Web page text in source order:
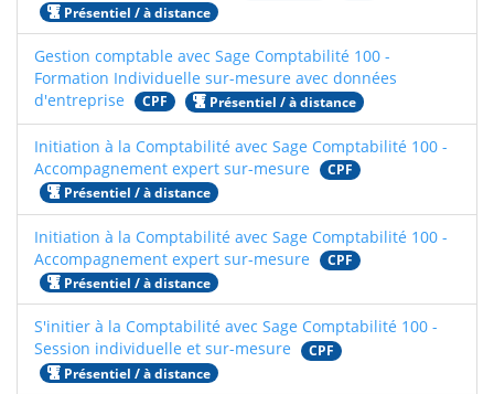
Présentiel / à distance
Gestion comptable avec Sage Comptabilité 100 -
Formation Individuelle sur-mesure avec données
d'entreprise
CPF Présentiel / à distance
Initiation à la Comptabilité avec Sage Comptabilité 100 -
Accompagnement expert sur-mesure
CPF
Présentiel / à distance
Initiation à la Comptabilité avec Sage Comptabilité 100 -
Accompagnement expert sur-mesure
CPF
Présentiel / à distance
S'initier à la Comptabilité avec Sage Comptabilité 100 -
Session individuelle et sur-mesure
CPF
Présentiel / à distance